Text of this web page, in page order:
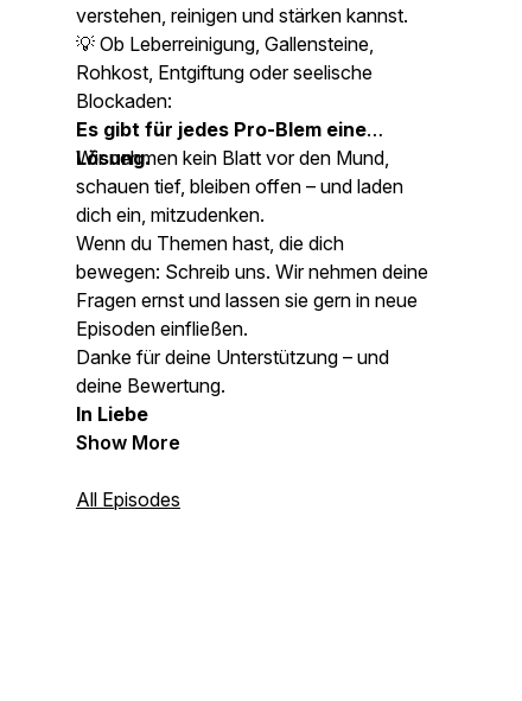
verstehen, reinigen und stärken kannst.
💡 Ob Leberreinigung, Gallensteine,
Rohkost, Entgiftung oder seelische
Blockaden:
Es gibt für jedes Pro-Blem eine
Lösung.
Wir nehmen kein Blatt vor den Mund,
schauen tief, bleiben offen – und laden
dich ein, mitzudenken.
Wenn du Themen hast, die dich
bewegen: Schreib uns. Wir nehmen deine
Fragen ernst und lassen sie gern in neue
Episoden einfließen.
Danke für deine Unterstützung – und
deine Bewertung.
In Liebe
Show More
All Episodes